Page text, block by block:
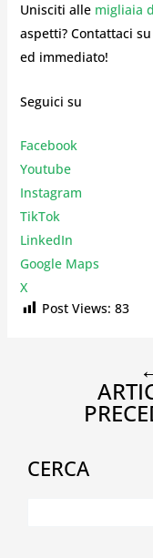
Unisciti alle migliaia
aspetti? Contattaci su
ed immediato!
Seguici su
Facebook
Youtube
Instagram
TikTok
LinkedIn
Google Maps
X
Post Views: 83
CERCA